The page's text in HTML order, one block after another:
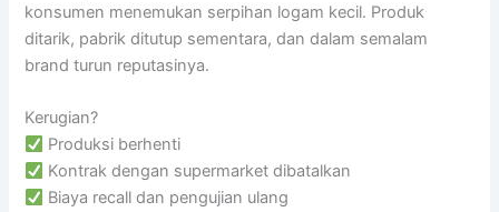
konsumen menemukan serpihan logam kecil. Produk
ditarik, pabrik ditutup sementara, dan dalam semalam
brand turun reputasinya.
Kerugian?
Produksi berhenti
Kontrak dengan supermarket dibatalkan
Biaya recall dan pengujian ulang